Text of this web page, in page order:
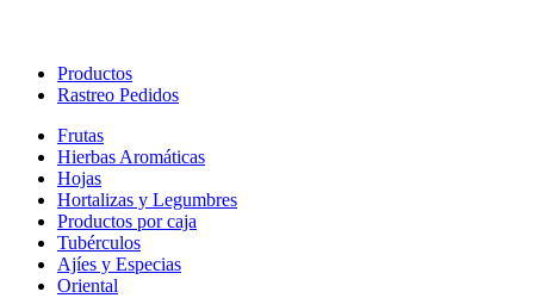
Productos
Rastreo Pedidos
Frutas
Hierbas Aromáticas
Hojas
Hortalizas y Legumbres
Productos por caja
Tubérculos
Ajíes y Especias
Oriental